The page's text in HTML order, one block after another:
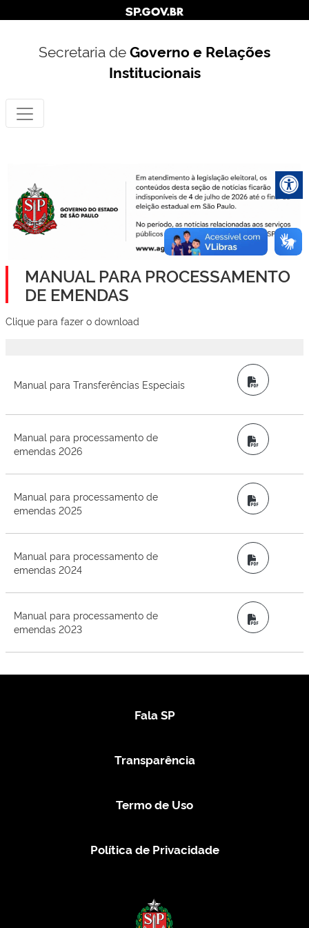
Secretaria deGoverno e Relações
Institucionais
MANUAL PARA PROCESSAMENTO
DE EMENDAS
Clique para fazer o download
Manual para Transferências Especiais PDF
Manual para processamento de
emendas 2026
PDF
Manual para processamento de
emendas 2025
PDF
Manual para processamento de
emendas 2024
PDF
Manual para processamento de
emendas 2023
PDF
Fala SP
Transparência
Termo de Uso
Política de Privacidade